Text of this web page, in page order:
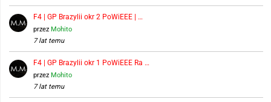
F4 | GP Brazylii okr 2 PoWiEEE | …
przez Mohito
7 lat temu
F4 | GP Brazylii okr 1 PoWiEEE Ra …
przez Mohito
7 lat temu